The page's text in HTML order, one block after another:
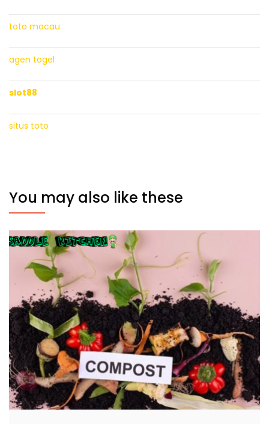
toto macau
agen togel
slot88
situs toto
You may also like these